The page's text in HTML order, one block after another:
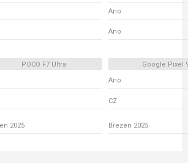
Ano
Ano
POCO F7 Ultra
Google Pixel
Ano
CZ
2025 Březen 2025